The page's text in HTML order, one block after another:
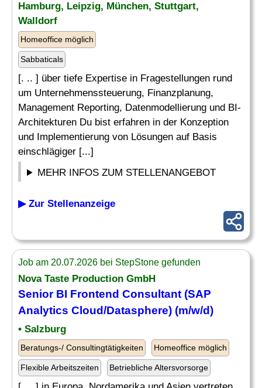
Hamburg, Leipzig, München, Stuttgart,
Walldorf
Homeoffice möglich
Sabbaticals
[. .. ] über tiefe Expertise in Fragestellungen rund
um Unternehmenssteuerung, Finanzplanung,
Management Reporting, Datenmodellierung und BI-
Architekturen Du bist erfahren in der Konzeption
und Implementierung von Lösungen auf Basis
einschlägiger [...]
MEHR INFOS ZUM STELLENANGEBOT
▶ Zur Stellenanzeige
Job am 20.07.2026 bei StepStone gefunden
Nova Taste Production GmbH
Senior BI Frontend Consultant (SAP
Analytics Cloud/Datasphere) (m/w/d)
• Salzburg
Beratungs-/ Consultingtätigkeiten Homeoffice möglich
Flexible Arbeitszeiten Betriebliche Altersvorsorge